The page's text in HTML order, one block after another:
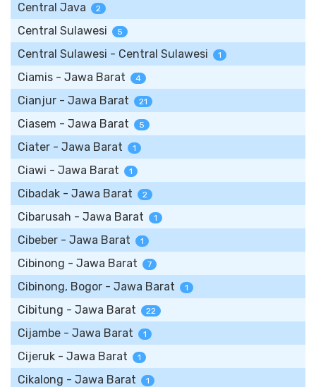
Central Java 2
Central Sulawesi 5
Central Sulawesi - Central Sulawesi 1
Ciamis - Jawa Barat 4
Cianjur - Jawa Barat 21
Ciasem - Jawa Barat 5
Ciater - Jawa Barat 1
Ciawi - Jawa Barat 1
Cibadak - Jawa Barat 2
Cibarusah - Jawa Barat 1
Cibeber - Jawa Barat 1
Cibinong - Jawa Barat 7
Cibinong, Bogor - Jawa Barat 1
Cibitung - Jawa Barat 22
Cijambe - Jawa Barat 1
Cijeruk - Jawa Barat 1
Cikalong - Jawa Barat 1